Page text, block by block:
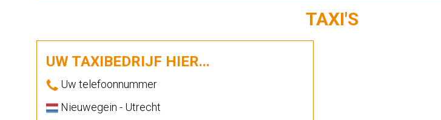
TAXI'S
UW TAXIBEDRIJF HIER...
Uw telefoonnummer
Nieuwegein - Utrecht